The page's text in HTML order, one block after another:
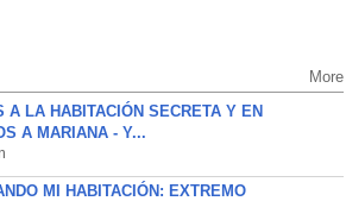
More
A LA HABITACIÓN SECRETA Y EN
A MARIANA - Y...
MI HABITACIÓN: EXTREMO